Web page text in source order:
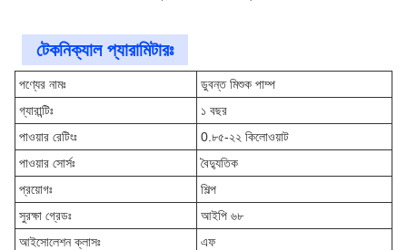
টেকনিক্যাল প্যারামিটারঃ
পণ্যের নামঃ
ডুবন্ত মিশুক পাম্প
গ্যারান্টিঃ
১ বছর
পাওয়ার রেটিংঃ
0.৮৫-২২ কিলোওয়াট
পাওয়ার সোর্সঃ
বৈদ্যুতিক
প্রয়োগঃ
শিল্প
সুরক্ষা গ্রেডঃ
আইপি ৬৮
আইসোলেশন ক্লাসঃ
এফ